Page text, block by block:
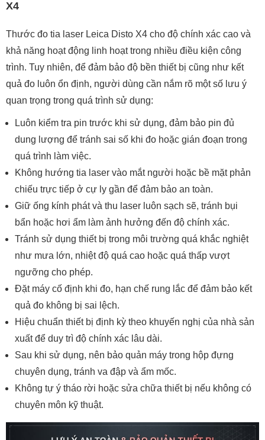
X4
Thước đo tia laser Leica Disto X4 cho độ chính xác cao và
khả năng hoạt động linh hoạt trong nhiều điều kiện công
trình. Tuy nhiên, để đảm bảo độ bền thiết bị cũng như kết
quả đo luôn ổn định, người dùng cần nắm rõ một số lưu ý
quan trọng trong quá trình sử dụng:
Luôn kiểm tra pin trước khi sử dụng, đảm bảo pin đủ
dung lượng để tránh sai số khi đo hoặc gián đoạn trong
quá trình làm việc.
Không hướng tia laser vào mắt người hoặc bề mặt phản
chiếu trực tiếp ở cự ly gần để đảm bảo an toàn.
Giữ ống kính phát và thu laser luôn sạch sẽ, tránh bụi
bẩn hoặc hơi ẩm làm ảnh hưởng đến độ chính xác.
Tránh sử dụng thiết bị trong môi trường quá khắc nghiệt
như mưa lớn, nhiệt độ quá cao hoặc quá thấp vượt
ngưỡng cho phép.
Đặt máy cố định khi đo, hạn chế rung lắc để đảm bảo kết
quả đo không bị sai lệch.
Hiệu chuẩn thiết bị định kỳ theo khuyến nghị của nhà sản
xuất để duy trì độ chính xác lâu dài.
Sau khi sử dụng, nên bảo quản máy trong hộp đựng
chuyên dụng, tránh va đập và ẩm mốc.
Không tự ý tháo rời hoặc sửa chữa thiết bị nếu không có
chuyên môn kỹ thuật.